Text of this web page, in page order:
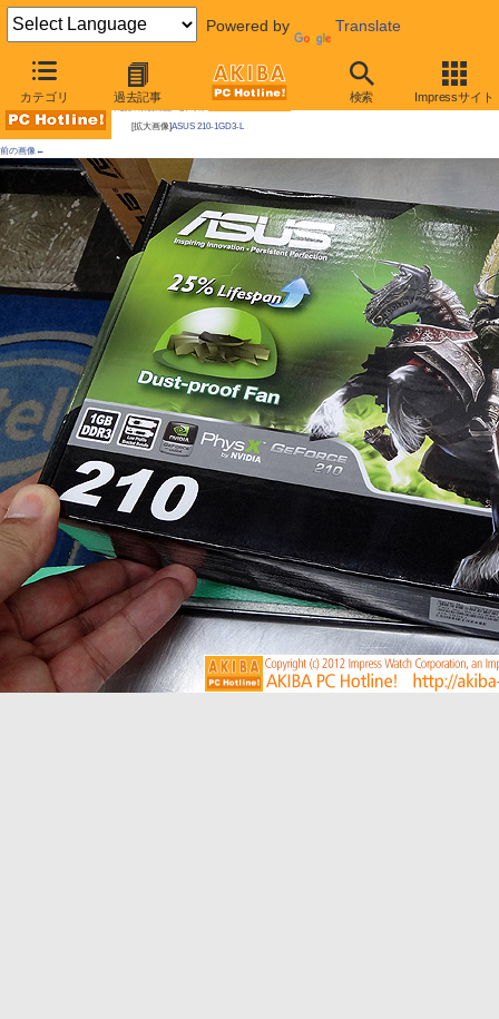
Powered by Translate
カテゴリ 過去記事 検索 Impressサイト
AKIBA PC Hotline!
[拡大画像]ASUS 210-1GD3-L
前の画像←